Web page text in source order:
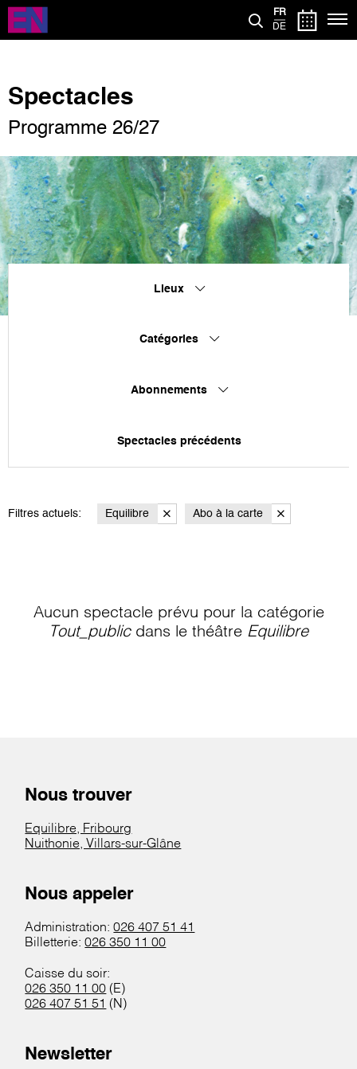
Aller
contenu
FR
DE
Spectacles
Programme 26/27
Lieux
Catégories
Abonnements
Spectacles précédents
Filtres actuels: Equilibre Abo à la carte
Aucun spectacle prévu pour la catégorie
Tout_publicdans le théâtre Equilibre
Nous trouver
Equilibre, Fribourg
Nuithonie, Villars-sur-Glâne
Nous appeler
Administration:026 407 51 41
Billetterie:026 350 11 00
Caisse du soir:
026 350 11 00 (E)
026 407 51 51 (N)
Newsletter